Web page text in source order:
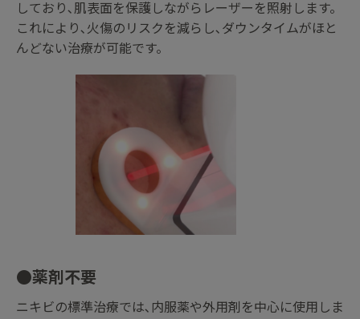
しており､肌表面を保護しながらレーザーを照射します。
これにより､火傷のリスクを減らし､ダウンタイムがほと
んどない治療が可能です。
●薬剤不要
ニキビの標準治療では､内服薬や外用剤を中心に使用しま